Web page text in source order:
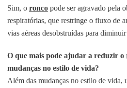
Sim, o ronco pode ser agravado pela
respiratórias, que restringe o fluxo de
vias aéreas desobstruídas para
O que mais pode ajudar a reduzir o
mudanças no estilo de vida?
Além das mudanças no estilo de